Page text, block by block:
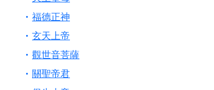
【桃園龜山 慈恩宮】丙午年慶讚中元普渡法
【新北八里 紫德宮】丙午年中元普渡讚普超
【台北北投金虎爺會】父親節陪爸爸一起闖
【新北八里 紫德宮】父親節奉茶感恩活動，
福德正神
玄天上帝
觀世音菩薩
關聖帝君